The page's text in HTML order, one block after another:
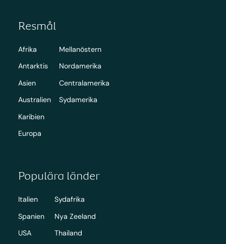
Resmål
Afrika
Antarktis
Asien
Australien
Karibien
Europa
Mellanöstern
Nordamerika
Centralamerika
Sydamerika
Populära länder
Italien
Spanien
USA
Sydafrika
Nya Zeeland
Thailand